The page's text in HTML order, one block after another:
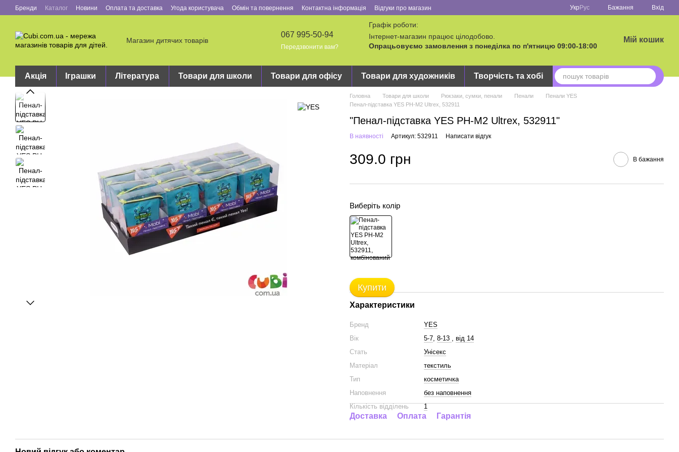
Перейти до основного контенту
Бренди Каталог Новини Оплата та доставка Угода користувача Обмін та повернення Контактна інформація Відгуки про магазин Укр Рус Бажання Вхід
Магазин дитячих товарів
067 995-50-94
Передзвонити вам?
Графік роботи:
Інтернет-магазин працює цілодобово.
Опрацьовуємо замовлення з понеділка по п'ятницю 09:00-18:00
Мій кошик
Акція Іграшки Література Товари для школи Товари для офісу Товари для художників Творчість та хобі
Головна Товари для школи Рюкзаки, сумки, пенали Пенали
Пенали YES
Пенал-підставка YES PH-M2 Ultrex, 532911
"Пенал-підставка YES PH-M2 Ultrex, 532911"
В наявності Артикул: 532911 Написати відгук
309.0 грн В бажання
Виберіть колір
Купити
Характеристики
Бренд
YES
Вік
5-7, 8-13 , від 14
Стать
Унісекс
Матеріал
текстиль
Тип
косметичка
Наповнення
без наповнення
Кількість відділень
1
Доставка Оплата Гарантія